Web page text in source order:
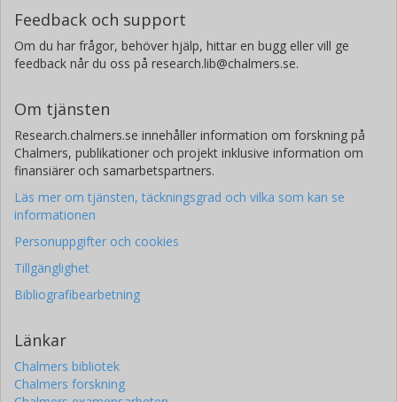
Forskning Andra publikationer
Clare Wethers
Chalmers, Rymd-, geo- och miljövetenskap, Astronomi och
Forskning
Feedback och support
Om du har frågor, behöver hjälp, hittar en bugg eller vill ge
feedback når du oss på research.lib@chalmers.se.
Om tjänsten
Research.chalmers.se innehåller information om forskning på
Chalmers, publikationer och projekt inklusive information om
finansiärer och samarbetspartners.
Läs mer om tjänsten, täckningsgrad och vilka som kan se
informationen
Personuppgifter och cookies
Tillgänglighet
Bibliografibearbetning
Länkar
Chalmers bibliotek
Chalmers forskning